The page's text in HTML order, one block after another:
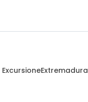
ExcursioneExtremadura